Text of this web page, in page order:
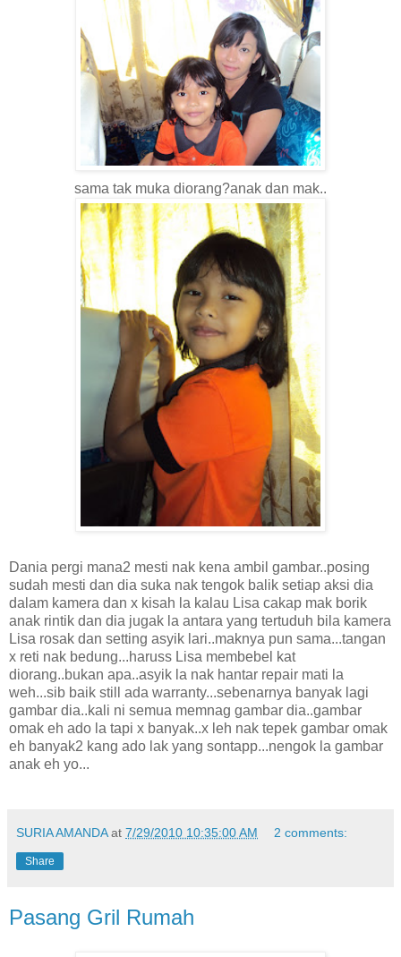
sama tak muka diorang?anak dan mak..
Dania pergi mana2 mesti nak kena ambil gambar..posing
sudah mesti dan dia suka nak tengok balik setiap aksi dia
dalam kamera dan x kisah la kalau Lisa cakap mak borik
anak rintik dan dia jugak la antara yang tertuduh bila kamera
Lisa rosak dan setting asyik lari..maknya pun sama...tangan
x reti nak bedung...haruss Lisa membebel kat
diorang..bukan apa..asyik la nak hantar repair mati la
weh...sib baik still ada warranty...sebenarnya banyak lagi
gambar dia..kali ni semua memnag gambar dia..gambar
omak eh ado la tapi x banyak..x leh nak tepek gambar omak
eh banyak2 kang ado lak yang sontapp...nengok la gambar
anak eh yo...
SURIA AMANDA at 7/29/2010 10:35:00 AM 2 comments:
Share
Pasang Gril Rumah